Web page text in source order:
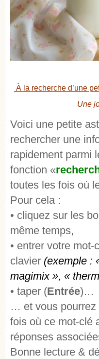
À la recherche d’une
Une
Voici une petite
rechercher une
rapidement parmi
fonction «
toutes les fois où
Pour cela :
• cliquez sur les
même temps,
• entrer votre
clavier (exemple :
magimix », «
• taper (Entrée)…
… et vous pourrez
fois où ce mot-clé
réponses
Bonne lecture &